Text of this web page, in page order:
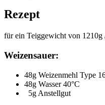
Rezept
für ein Teiggewicht von 1210g
Weizensauer:
48g Weizenmehl Type
48g Wasser 40°C
5g Anstellgut